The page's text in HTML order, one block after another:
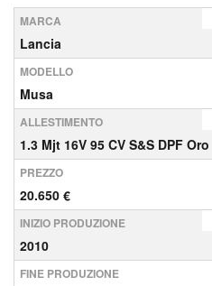
MARCA
Lancia
MODELLO
Musa
ALLESTIMENTO
1.3 Mjt 16V 95 CV S&S DPF Oro
PREZZO
20.650 €
INIZIO PRODUZIONE
2010
FINE PRODUZIONE